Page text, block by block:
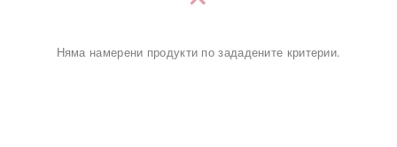
Няма намерени продукти по зададените критерии.